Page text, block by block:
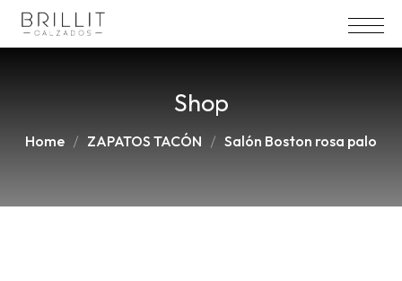
Shop
Home ZAPATOS TACÓN Salón Boston rosa palo